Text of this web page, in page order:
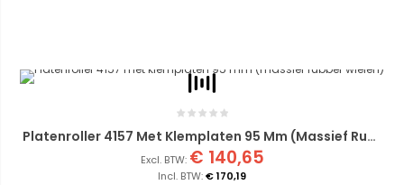
Platenroller 4157 Met Klemplaten 95 Mm (massief Rubber Wielen)
€ 170,19
€ 140,65